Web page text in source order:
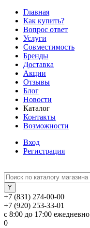
Главная
Как купить?
Вопрос ответ
Услуги
Совместимость
Бренды
Доставка
Акции
Отзывы
Блог
Новости
Каталог
Контакты
Возможности
Вход
Регистрация
+7 (831) 274-00-00
+7 (920) 253-33-01
с 8:00 до 17:00 ежедневно
0